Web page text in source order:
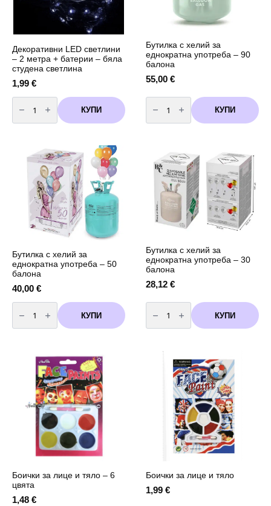
Декоративни LED светлини
– 2 метра + батерии – бяла
студена светлина
1,99 €
количество
за
Декоративни
LED
метра
батерии
студена
светлина
КУПИ
Бутилка с хелий за
еднократна употреба – 90
балона
55,00 €
количество
за
Бутилка
с
употреба
балона
КУПИ
Бутилка с хелий за
еднократна употреба – 50
балона
40,00 €
количество
за
Бутилка
с
употреба
балона
КУПИ
Бутилка с хелий за
еднократна употреба – 30
балона
28,12 €
количество
за
Бутилка
с
еднократна
употреба
балона
КУПИ
Боички за лице и тяло – 6
цвята
1,48 €
Боички за лице и тяло
1,99 €